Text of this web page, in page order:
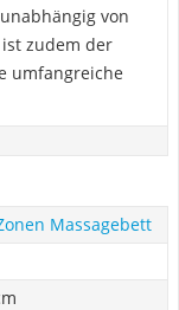
von
zudem der
umfangreiche
Massagebett